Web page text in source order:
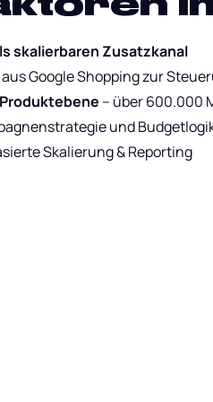
skalierbaren Zusatzkanal
aus Google Shopping zur
– über 600.000
und
Skalierung & Reporting